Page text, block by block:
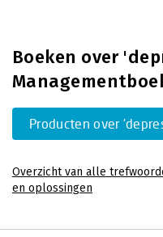
Boeken over
Producten over
Overzicht van alle
en oplossingen